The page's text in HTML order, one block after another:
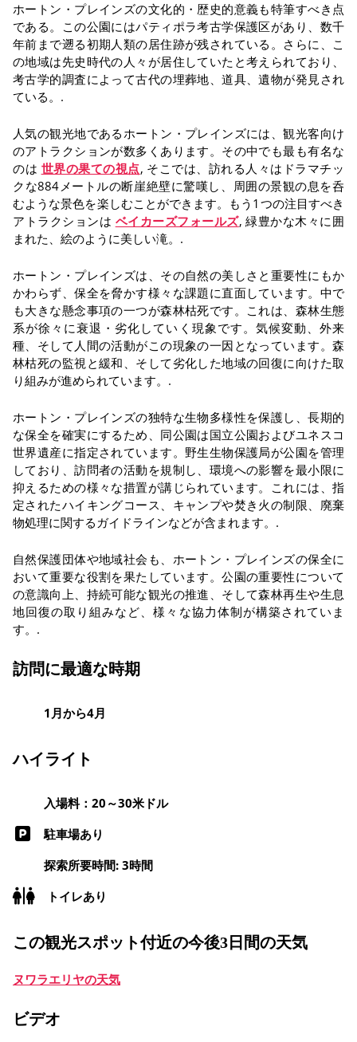
ホートン・プレインズの文化的・歴史的意義も特筆すべき点
である。この公園にはパティポラ考古学保護区があり、数千
年前まで遡る初期人類の居住跡が残されている。さらに、こ
の地域は先史時代の人々が居住していたと考えられており、
考古学的調査によって古代の埋葬地、道具、遺物が発見され
ている。.
人気の観光地であるホートン・プレインズには、観光客向け
のアトラクションが数多くあります。その中でも最も有名な
のは 世界の果ての視点, そこでは、訪れる人々はドラマチッ
クな884メートルの断崖絶壁に驚嘆し、周囲の景観の息を呑
むような景色を楽しむことができます。もう1つの注目すべき
アトラクションは ベイカーズフォールズ, 緑豊かな木々に囲
まれた、絵のように美しい滝。.
ホートン・プレインズは、その自然の美しさと重要性にもか
かわらず、保全を脅かす様々な課題に直面しています。中で
も大きな懸念事項の一つが森林枯死です。これは、森林生態
系が徐々に衰退・劣化していく現象です。気候変動、外来
種、そして人間の活動がこの現象の一因となっています。森
林枯死の監視と緩和、そして劣化した地域の回復に向けた取
り組みが進められています。.
ホートン・プレインズの独特な生物多様性を保護し、長期的
な保全を確実にするため、同公園は国立公園およびユネスコ
世界遺産に指定されています。野生生物保護局が公園を管理
しており、訪問者の活動を規制し、環境への影響を最小限に
抑えるための様々な措置が講じられています。これには、指
定されたハイキングコース、キャンプや焚き火の制限、廃棄
物処理に関するガイドラインなどが含まれます。.
自然保護団体や地域社会も、ホートン・プレインズの保全に
おいて重要な役割を果たしています。公園の重要性について
の意識向上、持続可能な観光の推進、そして森林再生や生息
地回復の取り組みなど、様々な協力体制が構築されていま
す。.
訪問に最適な時期
1月から4月
ハイライト
入場料：20～30米ドル
駐車場あり
探索所要時間: 3時間
トイレあり
この観光スポット付近の今後3日間の天気
ヌワラエリヤの天気
ビデオ